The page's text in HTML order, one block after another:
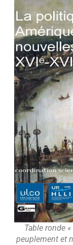
Table ronde
peuplement et